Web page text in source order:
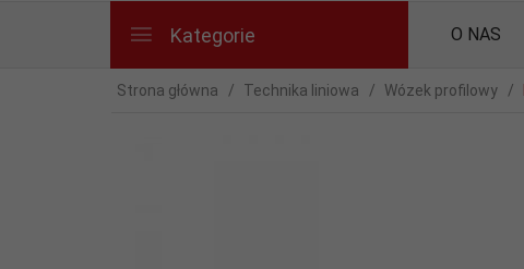
Kategorie O NAS
Strona główna Technika liniowa Wózek profilowy